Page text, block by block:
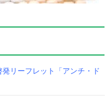
リーフレット「アンチ・ド